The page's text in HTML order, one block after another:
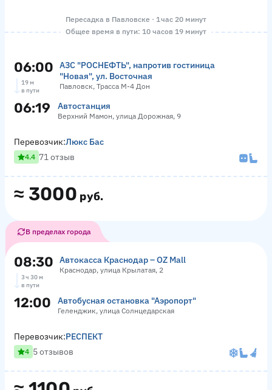
Пересадка в Павловске · 1 час 20 минут
Общее время в пути: 10 часов 19 минут
06:00
АЗС "РОСНЕФТЬ", напротив гостиница
"Новая", ул. Восточная
Павловск, Трасса М-4 Дон
19 м
в пути
06:19 Автостанция
Верхний Мамон, улица Дорожная, 9
≈ 3000 руб.
Перевозчик:Люкс Бас
4.4 71 отзыв
В пределах города
08:30 Автокасса Краснодар – OZ Mall
Краснодар, улица Крылатая, 2
3 ч 30 м
в пути
12:00 Автобусная остановка "Аэропорт"
Геленджик, улица Солнцедарская
Перевозчик:РЕСПЕКТ
4 5 отзывов